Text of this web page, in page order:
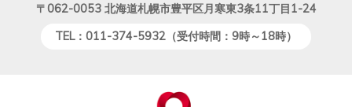
〒062-0053 北海道札幌市豊平区月寒東3条11丁目1-24
TEL：011-374-5932（受付時間：9時～18時）